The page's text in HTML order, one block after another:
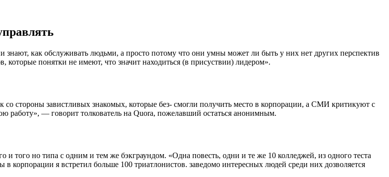
как обслуживать людьми, а просто потому что они умны может ли быть у них нет других перспектив
понятки не имеют, что значит находиться (в присуствии) лидером».
со стороны завистливых знакомых, которые без- смогли получить место в корпорации, а СМИ критикуют с
работу», — говорит толкователь на Quora, пожелавший остаться анонимным.
того но типа с одним и тем же бэкграундом. «Одна повесть, одни и те же 10 колледжей, из одного теста
корпорации я встретил больше 100 триатлонистов. заведомо интересных людей среди них дозволяется